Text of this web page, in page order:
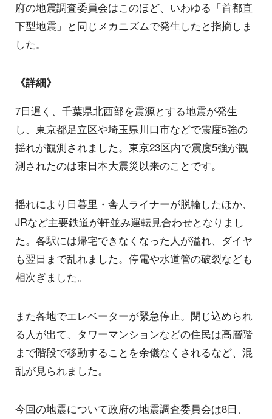
府の地震調査委員会はこのほど、いわゆる「首都直
下型地震」と同じメカニズムで発生したと指摘しま
した。
《詳細》
7日遅く、千葉県北西部を震源とする地震が発生
し、東京都足立区や埼玉県川口市などで震度5強の
揺れが観測されました。東京23区内で震度5強が観
測されたのは東日本大震災以来のことです。
揺れにより日暮里・舎人ライナーが脱輪したほか、
JRなど主要鉄道が軒並み運転見合わせとなりまし
た。各駅には帰宅できなくなった人が溢れ、ダイヤ
も翌日まで乱れました。停電や水道管の破裂なども
相次ぎました。
また各地でエレベーターが緊急停止。閉じ込められ
る人が出て、タワーマンションなどの住民は高層階
まで階段で移動することを余儀なくされるなど、混
乱が見られました。
今回の地震について政府の地震調査委員会は8日、